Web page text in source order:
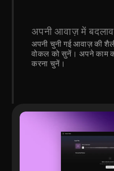
अपनी आवाज़ में
अपनी चुनी गई आवाज़ की
वोकल को सुनें। अपने काम
करना चुनें।